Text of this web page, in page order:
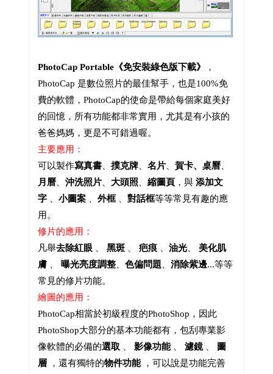
PhotoCap Portable《免安裝綠色版下載》
，
PhotoCap 是數位照片的最佳幫手，也是100%免
費的軟體，PhotoCap的使命是帶給每個家庭美好
的回憶，所有功能都非常實用，尤其是有小孩的
爸爸媽媽，更是不可錯過喔。
主要應用：
可以製作寫真書、 撲克牌、 名片、賀卡、桌曆、
月曆、 沖洗照片、 大頭照、 縮圖頁，與 添加文
字、 小圖案、 外框、 對話框等等常見有趣的應
用。
修片的應用：
凡舉去除紅眼、 黑斑、 疤痕、 油光、 美化肌
膚、 曝光亮度調整、 色偏問題、 消除紫邊...等等
常見的修片功能。
繪圖的應用：
PhotoCap相當於初級程度的PhotoShop，因此
PhotoShop大部分的基本功能都有，包刮專業影
像軟體的必備的選取 、 影像功能、 濾鏡 、
圖
層
，還有獨特的物件功能，可以說是功能完善